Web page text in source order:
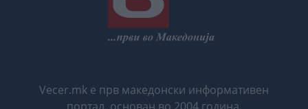
Vecer.mk е прв македонски информативен